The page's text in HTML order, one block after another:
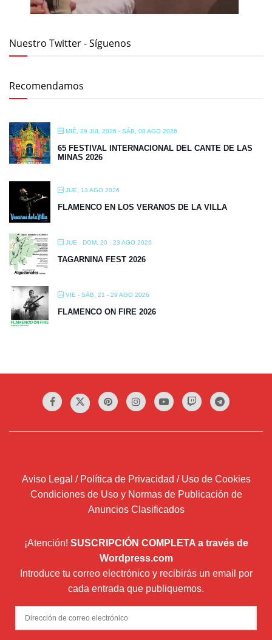
Nuestro Twitter - Síguenos
Recomendamos
MIÉ, 29 JUL 2026 - SÁB, 08 AGO 2026
65 FESTIVAL INTERNACIONAL DEL CANTE DE LAS
MINAS 2026
JUE, 13 AGO 2026
FLAMENCO EN LOS VERANOS DE LA VILLA
JUE - DOM, 20 - 23 AGO 2026
TAGARNINA FEST 2026
VIE - SÁB, 21 - 29 AGO 2026
FLAMENCO ON FIRE 2026
Aviso Legal / Política de Privacidad / Uso de Cookies
Condiciones de Uso y Normas de Publicación de
Anuncios Clasificados
¡Atención! SUSCRIPCIÓN COMPLETA a través de
Wordpress.com
Introduce tu correo electrónico y recibirás un email por
cada entrada que publiquemos.
Dirección
de